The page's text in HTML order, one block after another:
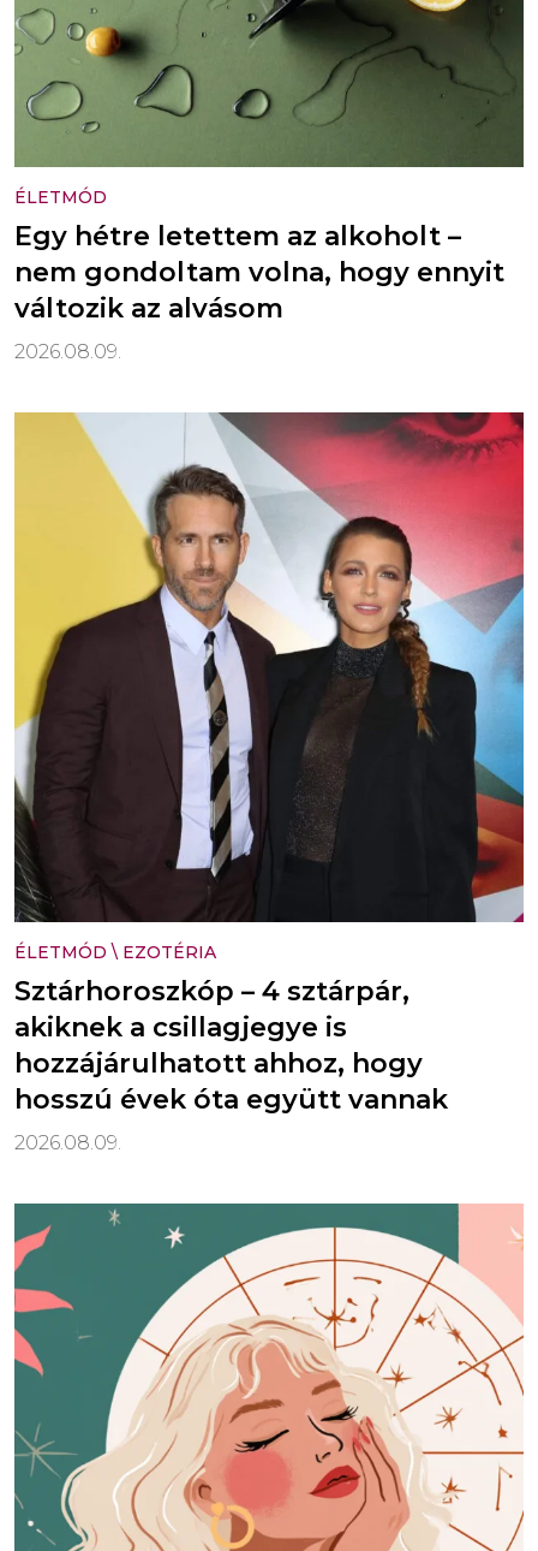
ÉLETMÓD
Egy hétre letettem az alkoholt –
nem gondoltam volna, hogy ennyit
változik az alvásom
2026.08.09.
ÉLETMÓD \ EZOTÉRIA
Sztárhoroszkóp – 4 sztárpár,
akiknek a csillagjegye is
hozzájárulhatott ahhoz, hogy
hosszú évek óta együtt vannak
2026.08.09.